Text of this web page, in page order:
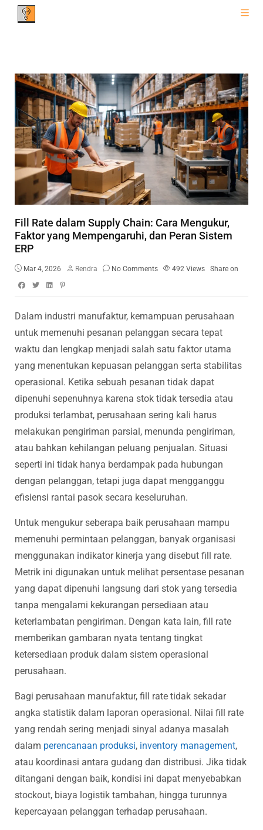
Fill Rate dalam Supply Chain: Cara Mengukur,
Faktor yang Mempengaruhi, dan Peran Sistem
ERP
Mar 4, 2026 Rendra No Comments 492 Views Share on
Dalam industri manufaktur, kemampuan perusahaan
untuk memenuhi pesanan pelanggan secara tepat
waktu dan lengkap menjadi salah satu faktor utama
yang menentukan kepuasan pelanggan serta stabilitas
operasional. Ketika sebuah pesanan tidak dapat
dipenuhi sepenuhnya karena stok tidak tersedia atau
produksi terlambat, perusahaan sering kali harus
melakukan pengiriman parsial, menunda pengiriman,
atau bahkan kehilangan peluang penjualan. Situasi
seperti ini tidak hanya berdampak pada hubungan
dengan pelanggan, tetapi juga dapat mengganggu
efisiensi rantai pasok secara keseluruhan.
Untuk mengukur seberapa baik perusahaan mampu
memenuhi permintaan pelanggan, banyak organisasi
menggunakan indikator kinerja yang disebut fill rate.
Metrik ini digunakan untuk melihat persentase pesanan
yang dapat dipenuhi langsung dari stok yang tersedia
tanpa mengalami kekurangan persediaan atau
keterlambatan pengiriman. Dengan kata lain, fill rate
memberikan gambaran nyata tentang tingkat
ketersediaan produk dalam sistem operasional
perusahaan.
Bagi perusahaan manufaktur, fill rate tidak sekadar
angka statistik dalam laporan operasional. Nilai fill rate
yang rendah sering menjadi sinyal adanya masalah
dalam perencanaan produksi, inventory management,
atau koordinasi antara gudang dan distribusi. Jika tidak
ditangani dengan baik, kondisi ini dapat menyebabkan
stockout, biaya logistik tambahan, hingga turunnya
kepercayaan pelanggan terhadap perusahaan.